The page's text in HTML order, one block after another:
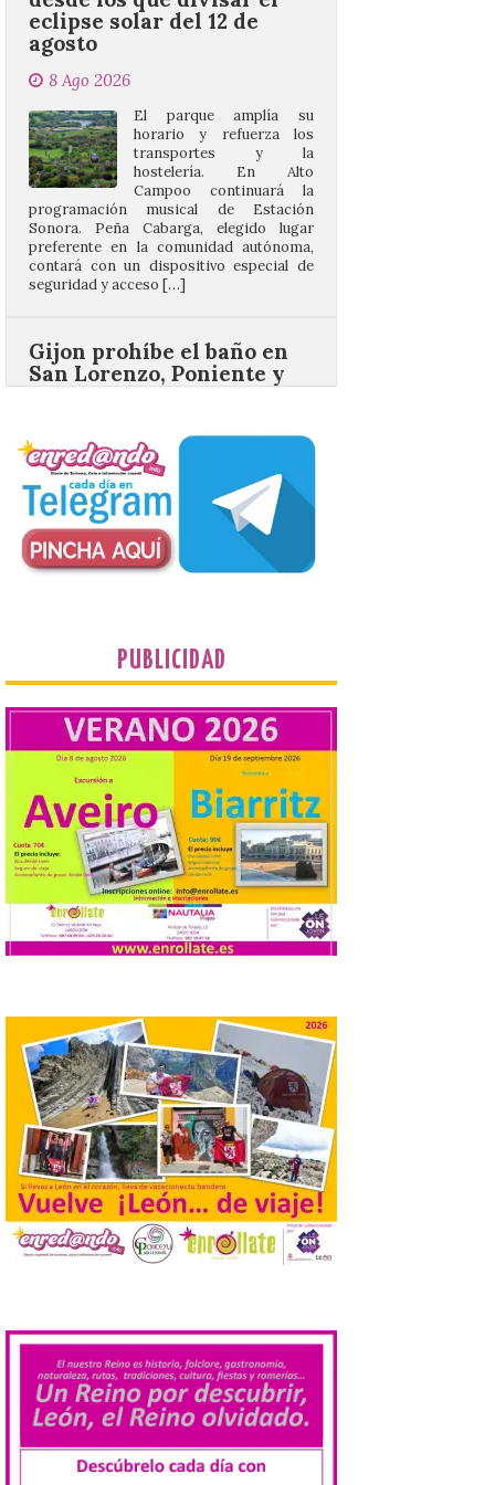
El parque amplía su
programación musical de Estación
Sonora. Peña Cabarga, elegido lugar
preferente en la comunidad autónoma,
contará con un dispositivo especial de
seguridad y acceso […]
Gijon prohíbe el baño en
San Lorenzo, Poniente y
8 Ago 2026
puntos de la ciudad, por lo
que no será necesario
desplazarse y se
recomienda no acudir a Gijón/Xixón en
coche ni usarlo ese día. Los accesos a
la Campa Torres y La […]
viaje nos llega desde la
plaza de Oriente en
Madrid
8 Ago 2026
Nueva edición de León
de…viaje. Una iniciativa
organizado por la sección
juvenil de la Asociación
Enróllate, la Asociación
Conceyu País Llionés y el Diario de
Turismo, Ocio e Información para
jóvenes “Enredando.info”. Pilar Aller Aller
nos envía la décimo […]
nueva exposición del
Museo de la Siderurgia y
la Minería de Sabero
8 Ago 2026
La exposición que se
inaugurará el sábado día 8
de agosto a las doce y
media de la mañana,
durante la ‘Feria de
minerales, rocas y fósiles de Castilla y
León’, podrá visitarse hasta finales del
La Bañeza inicia sus
fiestas con el pregón a
cargo de Arturo Martínez
Matilla
8 Ago 2026
El Ayuntamiento de La
PUBLICIDAD